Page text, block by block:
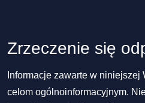
Zrzeczenie się
Informacje zawarte w niniejszej
celom ogólnoinformacyjnym.